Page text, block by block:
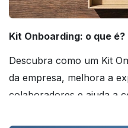
Kit Onboarding: o que
Descubra como um Kit
da empresa, melhora a
colaboradores e ajuda a